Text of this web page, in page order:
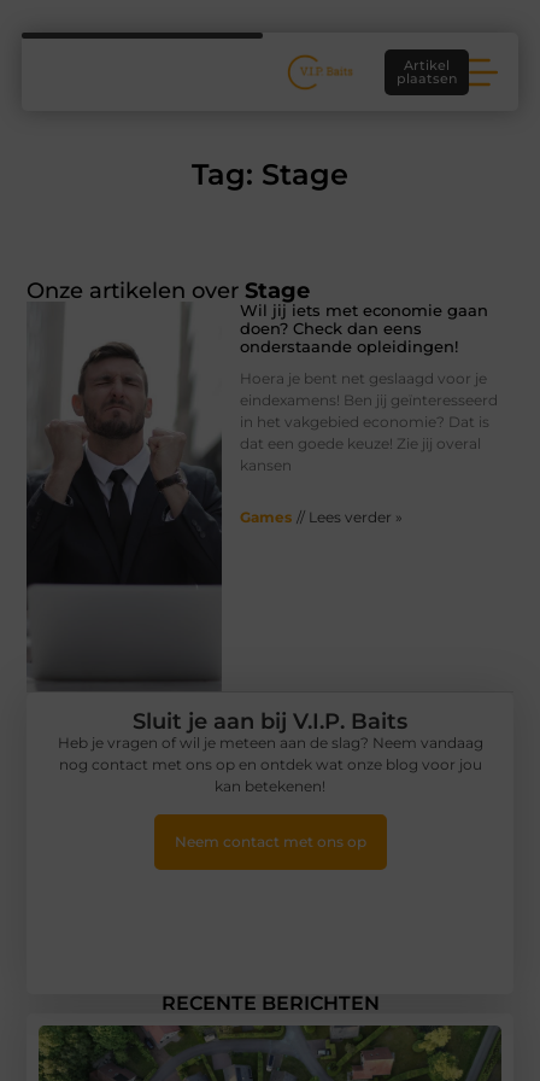
Artikel
plaatsen
Tag: Stage
Onze artikelen overStage
Wil jij iets met economie gaan
doen? Check dan eens
onderstaande opleidingen!
Hoera je bent net geslaagd voor je
eindexamens! Ben jij geïnteresseerd
in het vakgebied economie? Dat is
dat een goede keuze! Zie jij overal
kansen
Games // Lees verder »
RECENTE BERICHTEN
Sluit je aan bij V.I.P. Baits
Heb je vragen of wil je meteen aan de slag? Neem vandaag
nog contact met ons op en ontdek wat onze blog voor jou
kan betekenen!
Neem contact met ons op